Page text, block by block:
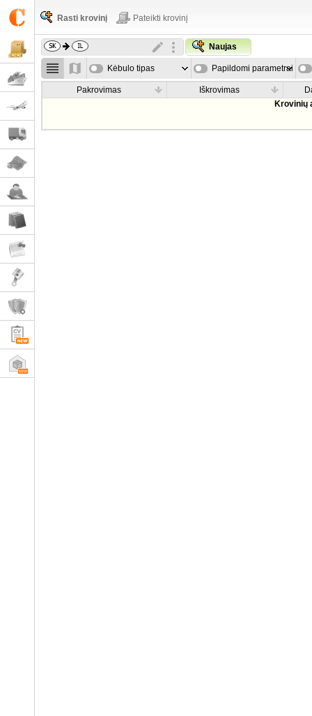
Rasti krovinį Pateikti krovinį
Naujas
Kėbulo tipas Papildomi parametrai
Pakrovimas Iškrovimas
Krovinių